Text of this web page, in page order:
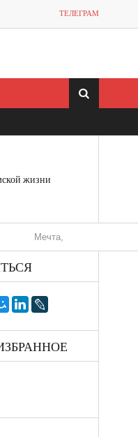
ТЕЛЕГРАМ
жизни
не отдавайся! «Шведская